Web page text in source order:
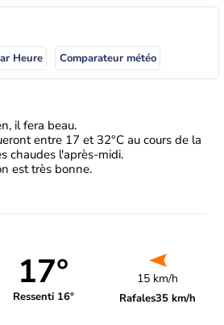
Heure Comparateur météo
il fera beau.
entre 17 et 32°C au cours de la
chaudes l'après-midi.
est très bonne.
17°
Ressenti 16°
15 km/h
Rafales35 km/h